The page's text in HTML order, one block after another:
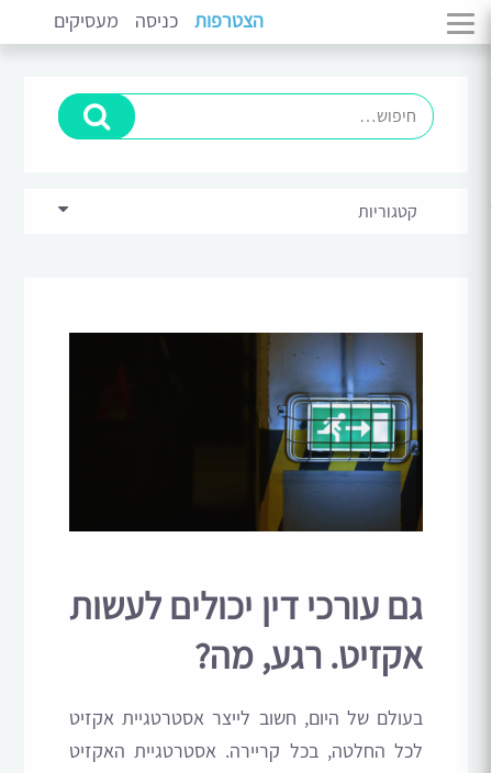
הצטרפות כניסה מעסיקים
גם עורכי דין יכולים לעשות
אקזיט. רגע, מה?
בעולם של היום, חשוב לייצר אסטרטגיית אקזיט
לכל החלטה, בכל קריירה. אסטרטגיית האקזיט
קטגוריות
סקירות ומגמות שוק (5)
פיתוח קריירה(10)